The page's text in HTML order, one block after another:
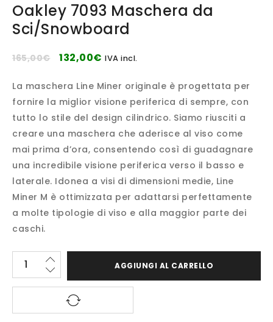
Oakley 7093 Maschera da
Sci/Snowboard
165,00€ 132,00€ IVA incl.
La maschera Line Miner originale è progettata per
fornire la miglior visione periferica di sempre, con
tutto lo stile del design cilindrico. Siamo riusciti a
creare una maschera che aderisce al viso come
mai prima d’ora, consentendo così di guadagnare
una incredibile visione periferica verso il basso e
laterale. Idonea a visi di dimensioni medie, Line
Miner M è ottimizzata per adattarsi perfettamente
a molte tipologie di viso e alla maggior parte dei
caschi.
AGGIUNGI AL CARRELLO